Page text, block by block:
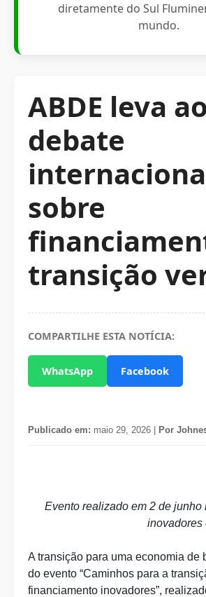
diretamente do Sul
mundo.
ABDE leva
debate
sobre
transição
COMPARTILHE ESTA NOTÍCIA:
WhatsApp Facebook
Publicado em: maio 29, 2026 | Por
Evento realizado em 2 de
inovadores
A transição para uma economia de
do evento “Caminhos para a
financiamento inovadores”,